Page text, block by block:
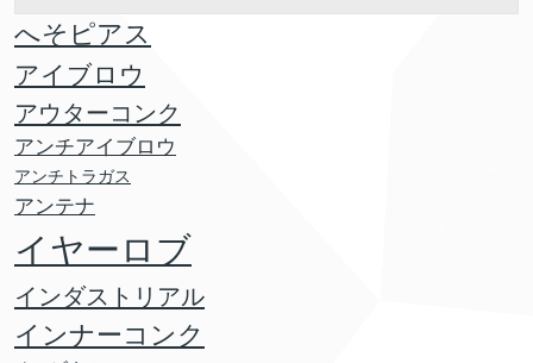
へそピアス
アイブロウ
アウターコンク
アンチアイブロウ
アンチトラガス
アンテナ
イヤーロブ
インダストリアル
インナーコンク